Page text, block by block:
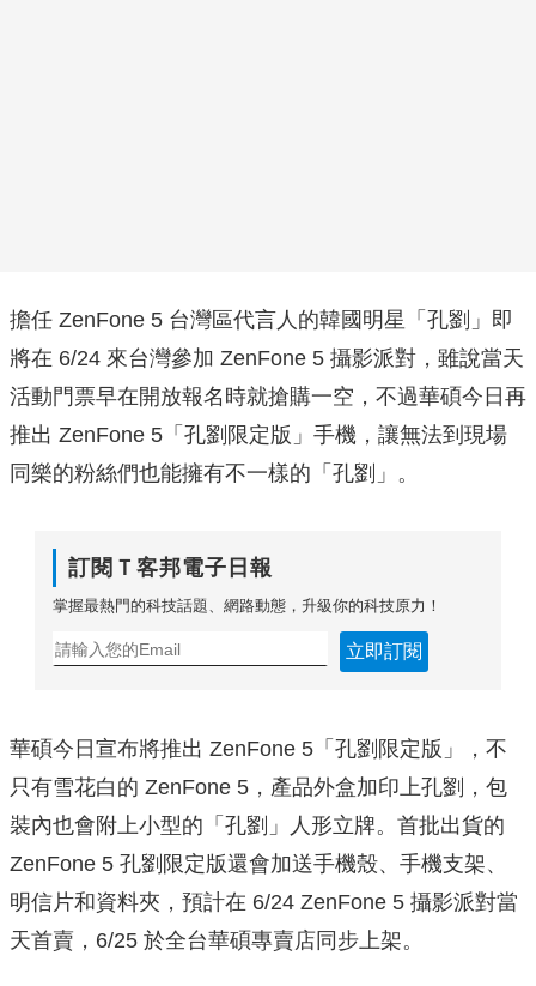
擔任 ZenFone 5 台灣區代言人的韓國明星「孔劉」即
將在 6/24 來台灣參加 ZenFone 5 攝影派對，雖說當天
活動門票早在開放報名時就搶購一空，不過華碩今日再
推出 ZenFone 5「孔劉限定版」手機，讓無法到現場
同樂的粉絲們也能擁有不一樣的「孔劉」。
訂閱Ｔ客邦電子日報
掌握最熱門的科技話題、網路動態，升級你的科技原力！
立即訂閱
華碩今日宣布將推出 ZenFone 5「孔劉限定版」，不
只有雪花白的 ZenFone 5，產品外盒加印上孔劉，包
裝內也會附上小型的「孔劉」人形立牌。首批出貨的
ZenFone 5 孔劉限定版還會加送手機殼、手機支架、
明信片和資料夾，預計在 6/24 ZenFone 5 攝影派對當
天首賣，6/25 於全台華碩專賣店同步上架。